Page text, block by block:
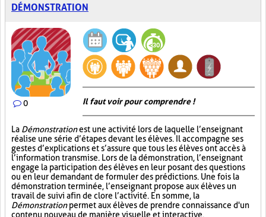
DÉMONSTRATION
0 Il faut voir pour comprendre !
La Démonstrationest une activité lors de laquelle l’enseignant
réalise une série d’étapes devant les élèves. Il accompagne ses
gestes d’explications et s’assure que tous les élèves ont accès à
l’information transmise. Lors de la démonstration, l’enseignant
engage la participation des élèves en leur posant des questions
ou en leur demandant de formuler des prédictions. Une fois la
démonstration terminée, l’enseignant propose aux élèves un
travail de suivi afin de clore l’activité. En somme, la
Démonstrationpermet aux élèves de prendre connaissance d'un
contenu nouveau de manière visuelle et interactive.